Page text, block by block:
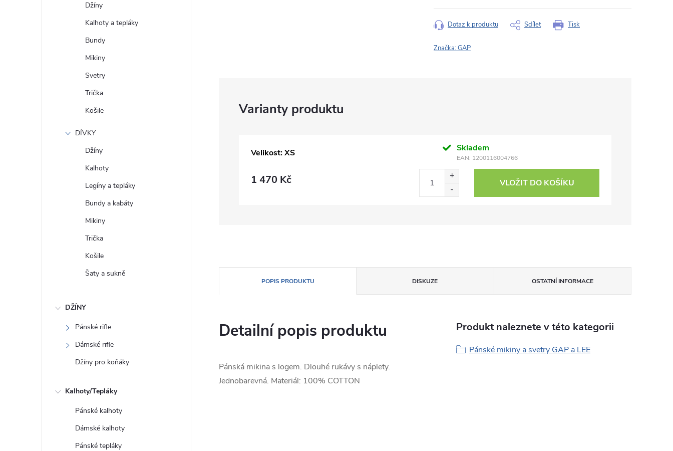
Džíny
Kalhoty a tepláky
Bundy
Mikiny
Svetry
Trička
Košile
DÍVKY
Džíny
Kalhoty
Legíny a tepláky
Bundy a kabáty
Mikiny
Trička
Košile
Šaty a sukně
DŽÍNY
Pánské rifle
Dámské rifle
Džíny pro koňáky
Kalhoty/Tepláky
Pánské kalhoty
Dámské kalhoty
Pánské tepláky
Tisk
Dotaz k produktu Sdílet
Značka:GAP
Velikost: XS Skladem
EAN: 1200116004766
1 470 Kč VLOŽIT DO KOŠÍKU
POPIS PRODUKTU DISKUZE OSTATNÍ INFORMACE
Detailní popis produktu
Pánská mikina s logem. Dlouhé rukávy s náplety.
Jednobarevná. Materiál: 100% COTTON
Produkt naleznete v této kategorii
Pánské mikiny a svetry GAP a LEE